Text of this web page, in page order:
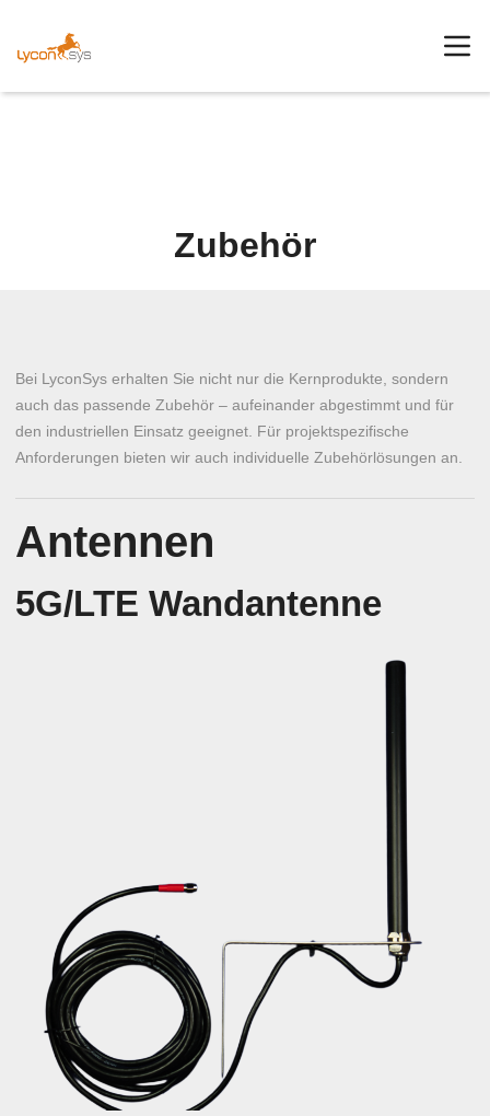
Zubehör
Bei LyconSys erhalten Sie nicht nur die Kernprodukte, sondern
auch das passende Zubehör – aufeinander abgestimmt und für
den industriellen Einsatz geeignet. Für projektspezifische
Anforderungen bieten wir auch individuelle Zubehörlösungen an.
Antennen
5G/LTE Wandantenne